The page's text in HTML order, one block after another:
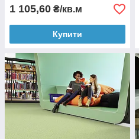
1 105,60 ₴/кв.м
Купити